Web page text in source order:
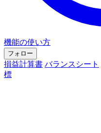
機能の使い方
フォロー
損益計算書 バランスシート
標